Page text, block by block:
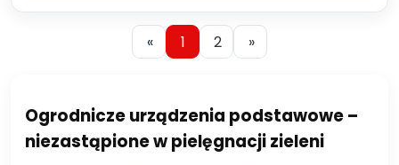
« 1 2 »
Ogrodnicze urządzenia podstawowe –
niezastąpione w pielęgnacji zieleni